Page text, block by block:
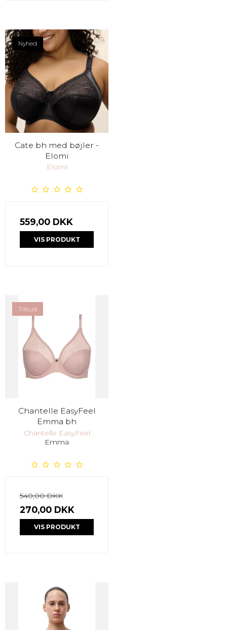
Nyhed
Cate bh med bøjler -
Elomi
Elomi
559,00 DKK
VIS PRODUKT
Tilbud
Chantelle EasyFeel
Emma bh
Chantelle EasyFeel
Emma
540,00 DKK
270,00 DKK
VIS PRODUKT